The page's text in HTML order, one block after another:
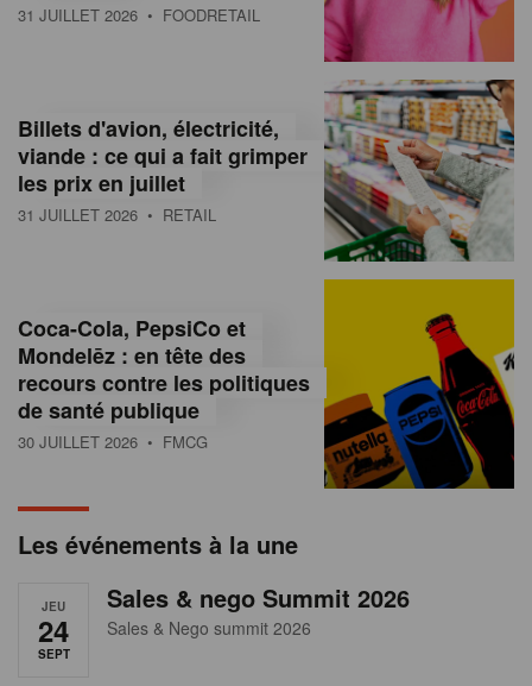
s
s
u
e
e
a
31 JUILLET 2026 • FOODRETAIL
Billets d'avion, électricité,
viande : ce qui a fait grimper
les prix en juillet
31 JUILLET 2026 • RETAIL
Coca-Cola, PepsiCo et
Mondelēz : en tête des
recours contre les politiques
de santé publique
30 JUILLET 2026 • FMCG
Les événements à la une
JEU
24
SEPT
Sales & nego Summit 2026
Sales & Nego summit 2026